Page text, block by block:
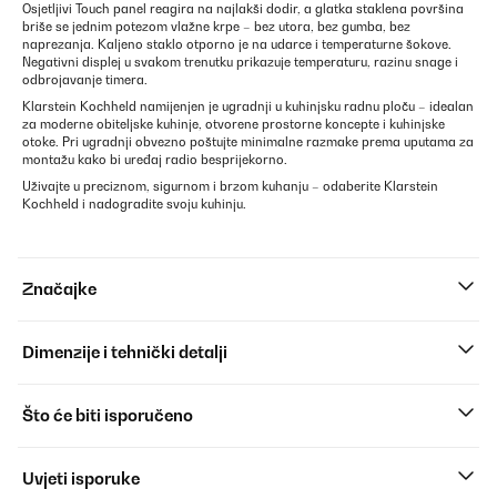
Osjetljivi Touch panel reagira na najlakši dodir, a glatka staklena površina
briše se jednim potezom vlažne krpe – bez utora, bez gumba, bez
naprezanja. Kaljeno staklo otporno je na udarce i temperaturne šokove.
Negativni displej u svakom trenutku prikazuje temperaturu, razinu snage i
odbrojavanje timera.
Klarstein Kochheld namijenjen je ugradnji u kuhinjsku radnu ploču – idealan
za moderne obiteljske kuhinje, otvorene prostorne koncepte i kuhinjske
otoke. Pri ugradnji obvezno poštujte minimalne razmake prema uputama za
montažu kako bi uređaj radio besprijekorno.
Uživajte u preciznom, sigurnom i brzom kuhanju – odaberite Klarstein
Kochheld i nadogradite svoju kuhinju.
Značajke
Dimenzije i tehnički detalji
Što će biti isporučeno
Uvjeti isporuke